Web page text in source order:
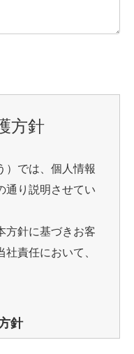
方針
）では、個人情報
通り説明させてい
方針に基づきお客
責任において、
針